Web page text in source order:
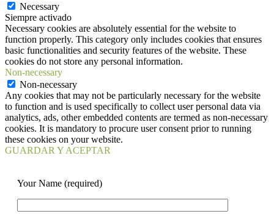
Necessary
Siempre activado
Necessary cookies are absolutely essential for the website to
function properly. This category only includes cookies that ensures
basic functionalities and security features of the website. These
cookies do not store any personal information.
Non-necessary
Non-necessary
Any cookies that may not be particularly necessary for the website
to function and is used specifically to collect user personal data via
analytics, ads, other embedded contents are termed as non-necessary
cookies. It is mandatory to procure user consent prior to running
these cookies on your website.
GUARDAR Y ACEPTAR
Your Name (required)